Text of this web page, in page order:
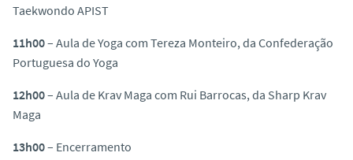
Taekwondo APIST
11h00– Aula de Yoga com Tereza Monteiro, da Confederação
Portuguesa do Yoga
12h00– Aula de Krav Maga com Rui Barrocas, da Sharp Krav
Maga
13h00– Encerramento